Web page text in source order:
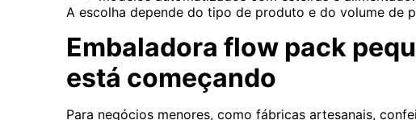
A escolha depende do tipo de produto e do volume de
Embaladora flow pack
está começando
Para negócios menores, como fábricas artesanais,